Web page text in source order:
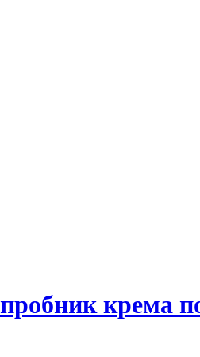
крема